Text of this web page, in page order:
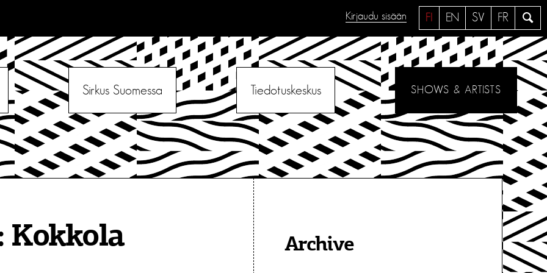
a
e
FI EN SV FR
Kirjaudu sisään
Sirkus Suomessa Tiedotuskeskus SHOWS & ARTISTS
Kokkola Archive